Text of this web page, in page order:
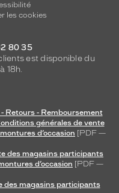
les cookies
80 35
est disponible du
18h.
Retours - Remboursement
générales de vente
d’occasion [PDF —
des magasins participants
d’occasion [PDF —
des magasins participants